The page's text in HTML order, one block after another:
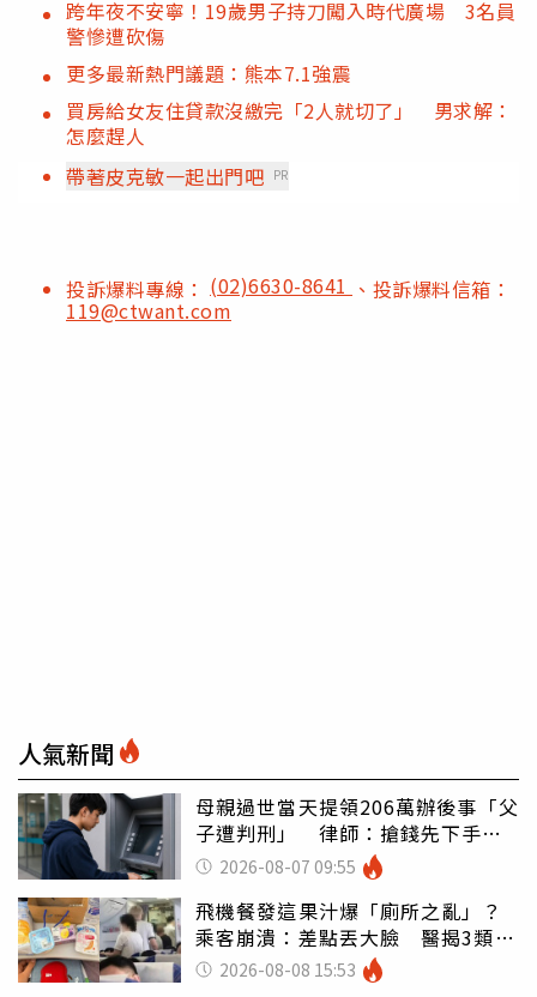
跨年夜不安寧！19歲男子持刀闖入時代廣場 3名員
警慘遭砍傷
更多最新熱門議題：熊本7.1強震
買房給女友住貸款沒繳完「2人就切了」 男求解：
怎麼趕人
帶著皮克敏一起出門吧 PR
投訴爆料專線： (02)6630-8641 、投訴爆料信箱：
119@ctwant.com
人氣新聞
母親過世當天提領206萬辦後事「父
子遭判刑」 律師：搶錢先下手是
罪 2026-08-07 09:55
飛機餐發這果汁爆「廁所之亂」？
乘客崩潰：差點丟大臉 醫揭3類人
別亂喝
2026-08-08 15:53